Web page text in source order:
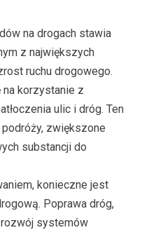
na drogach stawia
z największych
ruchu drogowego.
korzystanie z
ulic i dróg. Ten
zwiększone
substancji do
konieczne jest
Poprawa dróg,
systemów